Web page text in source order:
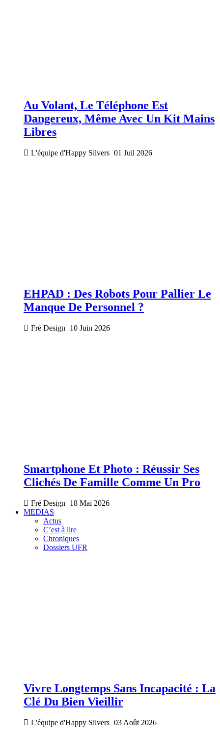
Au Volant, Le Téléphone Est
Dangereux, Même Avec Un Kit Mains
Libres
L'équipe d'Happy Silvers 01 Juil 2026
EHPAD : Des Robots Pour Pallier Le
Manque De Personnel ?
Fré Design 10 Juin 2026
Smartphone Et Photo : Réussir Ses
Clichés De Famille Comme Un Pro
Fré Design
18 Mai 2026
MEDIAS
Actus
C’est à lire
Chroniques
Dossiers UFR
Vivre Longtemps Sans Incapacité : La
Clé Du Bien Vieillir
L'équipe d'Happy Silvers 03 Août 2026